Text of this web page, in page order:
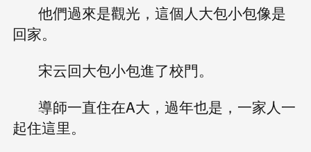
他們過來是觀光，這個人大包小包像是
回家。
宋云回大包小包進了校門。
導師一直住在A大，過年也是，一家人一
起住這里。